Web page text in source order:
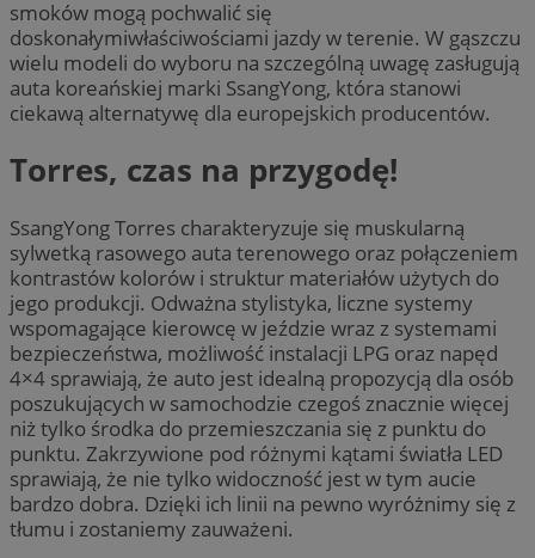
smoków mogą pochwalić się
doskonałymiwłaściwościami jazdy w terenie. W gąszczu
wielu modeli do wyboru na szczególną uwagę zasługują
auta koreańskiej marki SsangYong, która stanowi
ciekawą alternatywę dla europejskich producentów.
Torres, czas na przygodę!
SsangYong Torres charakteryzuje się muskularną
sylwetką rasowego auta terenowego oraz połączeniem
kontrastów kolorów i struktur materiałów użytych do
jego produkcji. Odważna stylistyka, liczne systemy
wspomagające kierowcę w jeździe wraz z systemami
bezpieczeństwa, możliwość instalacji LPG oraz napęd
4×4 sprawiają, że auto jest idealną propozycją dla osób
poszukujących w samochodzie czegoś znacznie więcej
niż tylko środka do przemieszczania się z punktu do
punktu. Zakrzywione pod różnymi kątami światła LED
sprawiają, że nie tylko widoczność jest w tym aucie
bardzo dobra. Dzięki ich linii na pewno wyróżnimy się z
tłumu i zostaniemy zauważeni.